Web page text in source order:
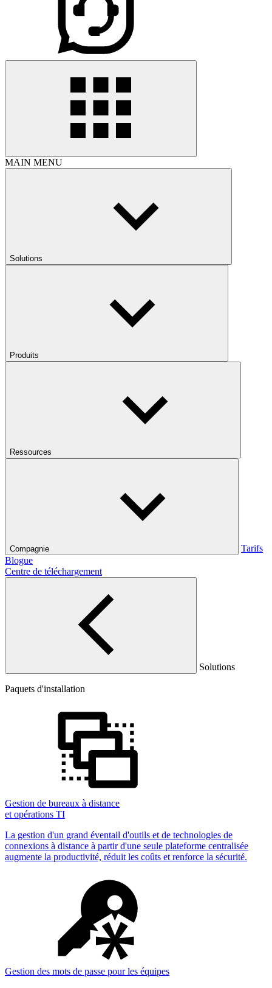
MAIN MENU
Solutions
Produits
Ressources
Compagnie
Tarifs
Blogue
Centre de téléchargement
Solutions
Paquets d'installation
Gestion de bureaux à distance
et opérations TI
La gestion d'un grand éventail d'outils et de technologies de
connexions à distance à partir d'une seule plateforme centralisée
augmente la productivité, réduit les coûts et renforce la sécurité.
Gestion des mots de passe pour les équipes